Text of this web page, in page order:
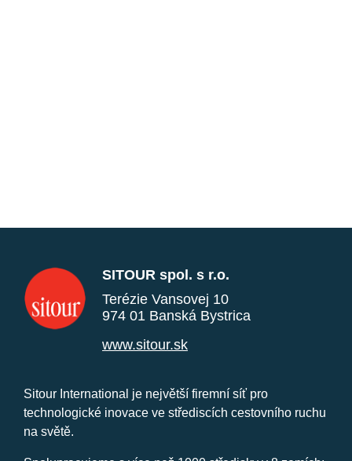
SITOUR spol. s r.o.
Terézie Vansovej 10
974 01 Banská Bystrica
www.sitour.sk
Sitour International je největší firemní síť pro
technologické inovace ve střediscích cestovního ruchu
na světě.